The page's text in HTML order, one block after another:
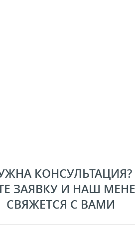
КОНСУЛЬТАЦИЯ?
ЗАЯВКУ И НАШ
СВЯЖЕТСЯ С ВАМИ